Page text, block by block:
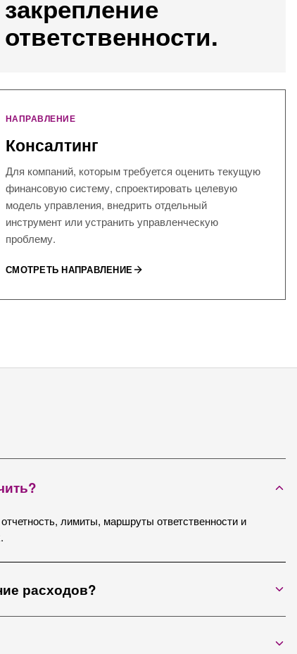
закрепление
ответственности.
НАПРАВЛЕНИЕ
Консалтинг
Для компаний, которым требуется оценить текущую
финансовую систему, спроектировать целевую
модель управления, внедрить отдельный
инструмент или устранить управленческую
проблему.
СМОТРЕТЬ НАПРАВЛЕНИЕ
лимиты, маршруты ответственности и
расходов?